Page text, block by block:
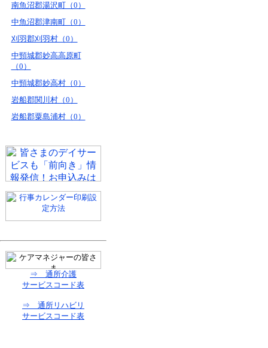
南魚沼郡湯沢町（0）
中魚沼郡津南町（0）
刈羽郡刈羽村（0）
中頸城郡妙高高原町
（0）
中頸城郡妙高村（0）
岩船郡関川村（0）
岩船郡粟島浦村（0）
⇒ 通所介護
サービスコード表
⇒ 通所リハビリ
サービスコード表